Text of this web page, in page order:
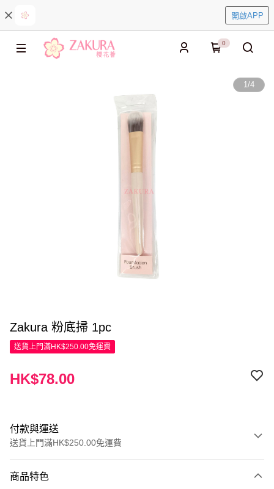
開啟APP
0
1/4
Zakura 粉底掃 1pc
送貨上門滿HK$250.00免運費
HK$78.00
付款與運送
送貨上門滿HK$250.00免運費
信用卡
商品特色